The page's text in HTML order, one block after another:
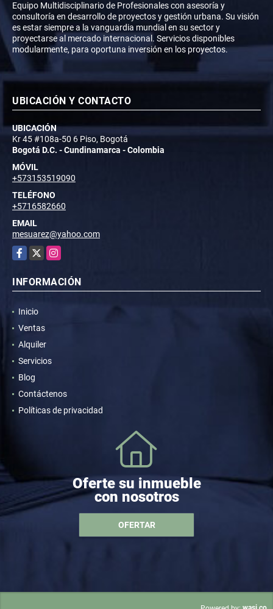
Equipo Multidisciplinario de Profesionales con asesoría y
consultoría en desarrollo de proyectos y gestión urbana. Su visión
es estar siempre a la vanguardia mundial en su sector y
proyectarse al mercado internacional. Servicios disponibles
modularmente, para oportuna inversión en los proyectos.
UBICACIÓN Y CONTACTO
UBICACIÓN
Kr 45 #108a-50 6 Piso, Bogotá
Bogotá D.C. - Cundinamarca - Colombia
MÓVIL
+573153519090
TELÉFONO
+5716582660
EMAIL
mesuarez@yahoo.com
Facebook
X Instagram
INFORMACIÓN
Inicio
Ventas
Alquiler
Servicios
Blog
Contáctenos
Políticas de privacidad
Oferte su inmueble
con nosotros
OFERTAR